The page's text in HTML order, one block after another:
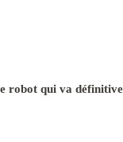
robot qui va